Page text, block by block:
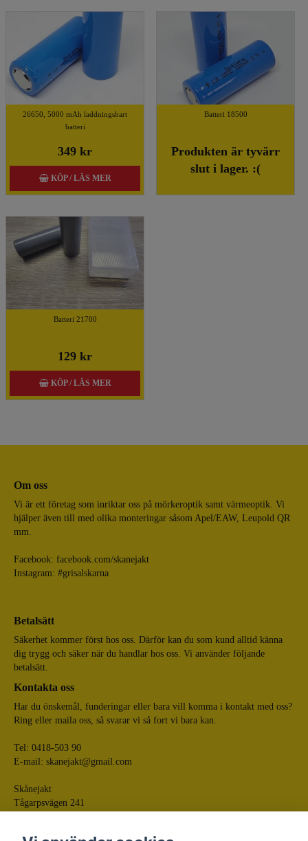
26650, 5000 mAh laddningsbart
batteri
349 kr
KÖP / LÄS MER
Batteri 18500
Produkten är tyvärr
slut i lager. :(
Batteri 21700
129 kr
KÖP / LÄS MER
Om oss
Vi är ett företag som inriktar oss på mörkeroptik samt värmeoptik. Vi
hjälper även till med olika monteringar såsom Apel/EAW, Leupold QR
mm.
Facebook: facebook.com/skanejakt
Instagram: #grisalskarna
Betalsätt
Säkerhet kommer först hos oss. Därför kan du som kund alltid känna
dig trygg och säker när du handlar hos oss. Vi använder följande
betalsätt.
Kontakta oss
Har du önskemål, funderingar eller bara vill komma i kontakt med oss?
Ring eller maila oss, så svarar vi så fort vi bara kan.
Tel: 0418-503 90
E-mail: skanejakt@gmail.com
Skånejakt
Tågarpsvägen 241